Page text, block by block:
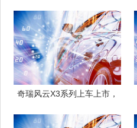
奇瑞风云X3系列上车上市，